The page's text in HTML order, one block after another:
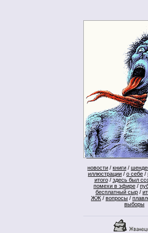
новости / книги /
иллюстрации / о себе /
итого/ здесь был
помехи в эфире /
бесплатный сыр /
ЖЖ / вопросы /
выборы